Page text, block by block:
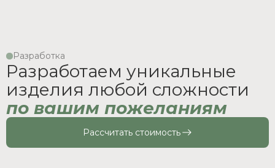
Разработка
Разработаем уникальные
изделия любой сложности
по вашим пожеланиям
Рассчитать стоимость